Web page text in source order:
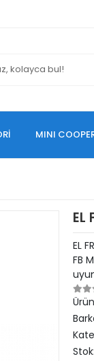
MINI
EL
EL
FB
Stok: